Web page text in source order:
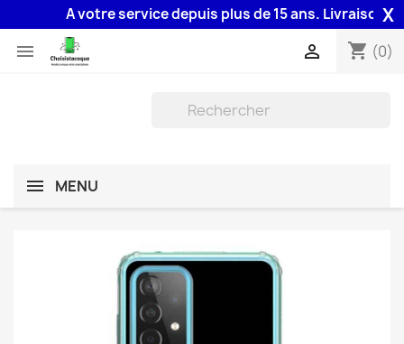
A votre service depuis plus de 15 ans. Livraison X
 shopping_cart (0)

MENU